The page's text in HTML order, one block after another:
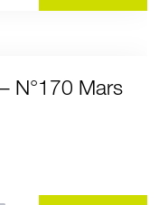
N°170 Mars